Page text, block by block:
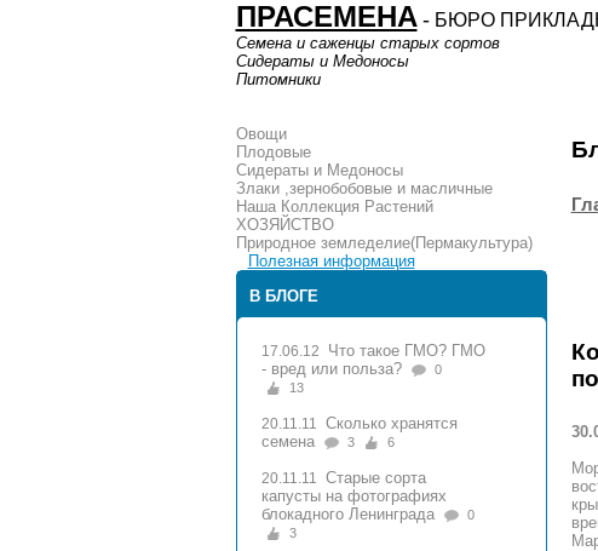
ПРАСЕМЕНА - БЮРО
Семена и саженцы старых сортов
Сидераты и Медоносы
Питомники
Овощи
Плодовые
Сидераты и Медоносы
Злаки ,зернобобовые и масличные
Наша Коллекция Растений
ХОЗЯЙСТВО
Природное земледелие(Пермакультура)
Полезная информация
В БЛОГЕ
17.06.12
Что такое ГМО? ГМО
- вред или польза?
0
13
20.11.11 Сколько хранятся
семена
3 6
20.11.11 Старые сорта
капусты на фотографиях
блокадного Ленинграда
0
3